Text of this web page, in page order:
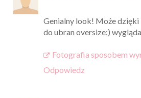
Genialny look! Może
do ubran oversize:)
Fotografia sposobem
Odpowiedz